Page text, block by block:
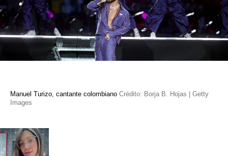
Manuel Turizo, cantante colombiano Crédito: Borja B. Hojas | Getty
Images